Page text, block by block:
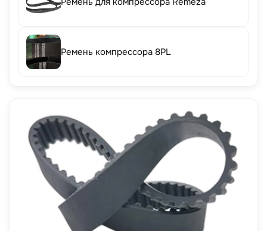
Ремень компрессора 8PL